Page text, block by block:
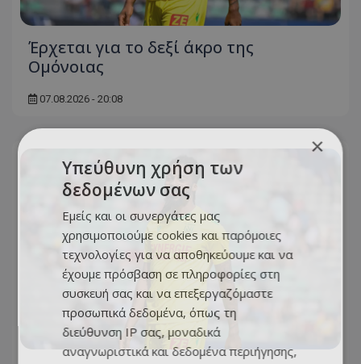
Έρχεται για το δεξί άκρο της
Ομόνοιας
07.08.2026 - 20:08
×
Υπεύθυνη χρήση των
δεδομένων σας
Εμείς και οι συνεργάτες μας
χρησιμοποιούμε cookies και παρόμοιες
τεχνολογίες για να αποθηκεύουμε και να
έχουμε πρόσβαση σε πληροφορίες στη
συσκευή σας και να επεξεργαζόμαστε
προσωπικά δεδομένα, όπως τη
διεύθυνση IP σας, μοναδικά
αναγνωριστικά και δεδομένα περιήγησης,